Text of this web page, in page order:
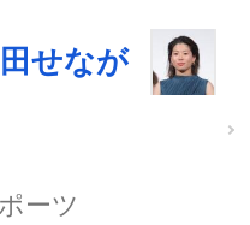
せなが
ーツ